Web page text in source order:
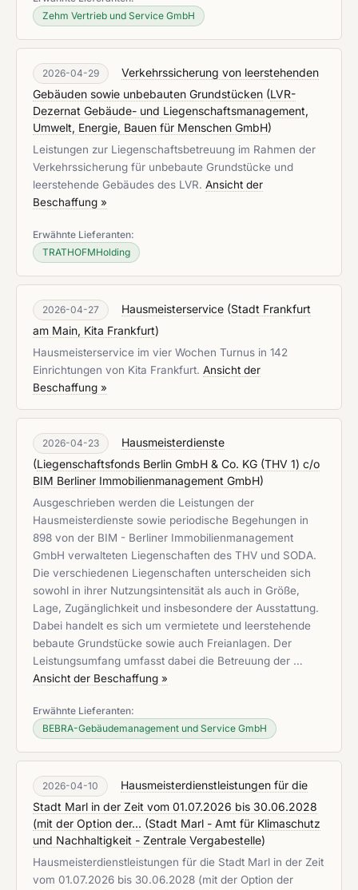
Zehm Vertrieb und Service GmbH
2026-04-29
Verkehrssicherung von leerstehenden
Gebäuden sowie unbebauten Grundstücken (LVR-
Dezernat Gebäude- und Liegenschaftsmanagement,
Umwelt, Energie, Bauen für Menschen GmbH)
Leistungen zur Liegenschaftsbetreuung im Rahmen der
Verkehrssicherung für unbebaute Grundstücke und
leerstehende Gebäudes des LVR. Ansicht der
Beschaffung »
Erwähnte Lieferanten:
TRATHOFMHolding
2026-04-27 Hausmeisterservice (Stadt Frankfurt
am Main, Kita Frankfurt)
Hausmeisterservice im vier Wochen Turnus in 142
Einrichtungen von Kita Frankfurt. Ansicht der
Beschaffung »
2026-04-23
Hausmeisterdienste
(Liegenschaftsfonds Berlin GmbH & Co. KG (THV 1) c/o
BIM Berliner Immobilienmanagement GmbH)
Ausgeschrieben werden die Leistungen der
Hausmeisterdienste sowie periodische Begehungen in
898 von der BIM - Berliner Immobilienmanagement
GmbH verwalteten Liegenschaften des THV und SODA.
Die verschiedenen Liegenschaften unterscheiden sich
sowohl in ihrer Nutzungsintensität als auch in Größe,
Lage, Zugänglichkeit und insbesondere der Ausstattung.
Dabei handelt es sich um vermietete und leerstehende
bebaute Grundstücke sowie auch Freianlagen. Der
Leistungsumfang umfasst dabei die Betreuung der …
Ansicht der Beschaffung »
Erwähnte Lieferanten:
BEBRA-Gebäudemanagement und Service GmbH
2026-04-10
Hausmeisterdienstleistungen für die
Stadt Marl in der Zeit vom 01.07.2026 bis 30.06.2028
(mit der Option der... (Stadt Marl - Amt für Klimaschutz
und Nachhaltigkeit - Zentrale Vergabestelle)
Hausmeisterdienstleistungen für die Stadt Marl in der Zeit
vom 01.07.2026 bis 30.06.2028 (mit der Option der